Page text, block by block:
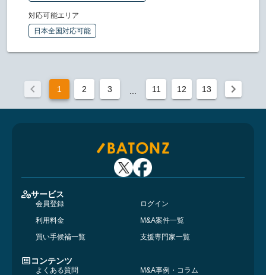
対応可能エリア
日本全国対応可能
1 2 3 11 12 13
サービス
会員登録
ログイン
利用料金
M&A案件一覧
買い手候補一覧
支援専門家一覧
コンテンツ
よくある質問
M&A事例・コラム